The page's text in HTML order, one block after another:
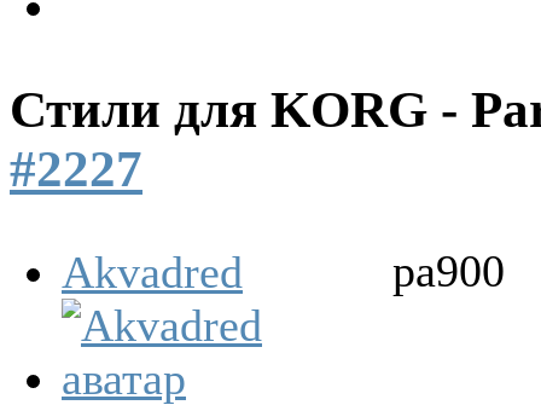
Стили для KORG -
#2227
Akvadred pa900